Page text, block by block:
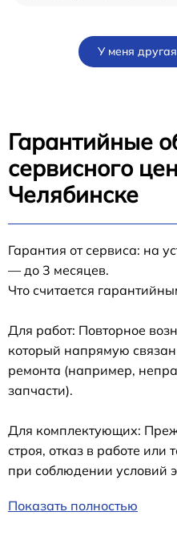
У меня
Гарантийные
сервисного
Челябинске
Гарантия от сервиса: на
— до 3 месяцев.
Что считается
Для работ: Повторное
который напрямую
ремонта (например,
запчасти).
Для комплектующих:
строя, отказ в работе
при соблюдении условий
Показать полностью